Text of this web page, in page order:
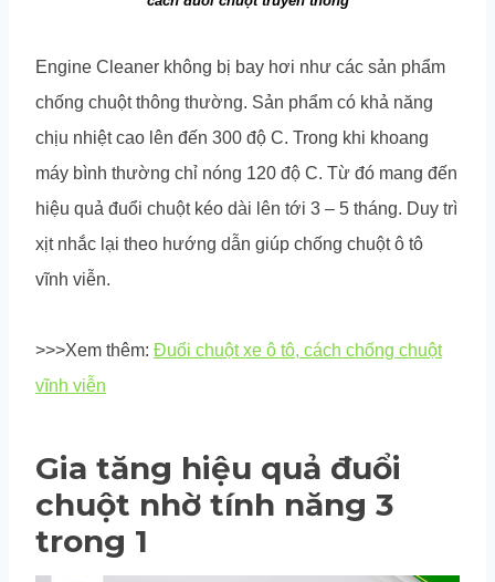
Engine Cleaner không bị bay hơi như các sản phẩm
chống chuột thông thường. Sản phẩm có khả năng
chịu nhiệt cao lên đến 300 độ C. Trong khi khoang
máy bình thường chỉ nóng 120 độ C. Từ đó mang đến
hiệu quả đuổi chuột kéo dài lên tới 3 – 5 tháng. Duy trì
xịt nhắc lại theo hướng dẫn giúp chống chuột ô tô
vĩnh viễn.
>>>Xem thêm: Đuổi chuột xe ô tô, cách chống chuột
vĩnh viễn
Gia tăng hiệu quả đuổi
chuột nhờ tính năng 3
trong 1